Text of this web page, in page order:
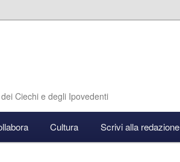
Ciechi e degli Ipovedenti
Cultura Scrivi alla redazione